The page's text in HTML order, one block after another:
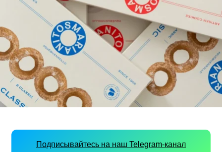
Подписывайтесь на наш Telegram-канал